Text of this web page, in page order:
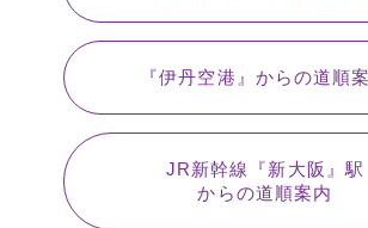
『伊丹空港』 からの道順
JR新幹線『新大阪』駅
からの道順案内